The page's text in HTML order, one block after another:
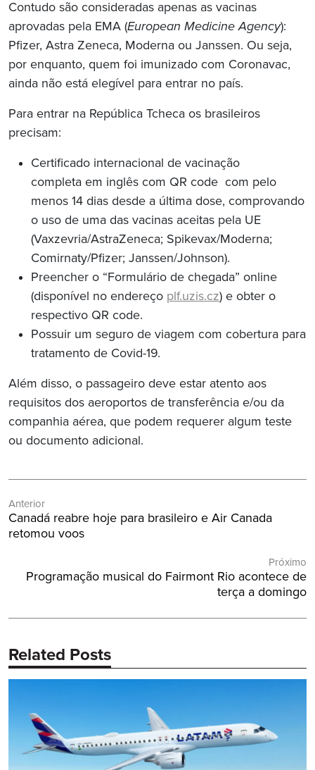
Contudo são consideradas apenas as vacinas
aprovadas pela EMA (European Medicine Agency):
Pfizer, Astra Zeneca, Moderna ou Janssen. Ou seja,
por enquanto, quem foi imunizado com Coronavac,
ainda não está elegível para entrar no país.
Para entrar na República Tcheca os brasileiros
precisam:
Certificado internacional de vacinação
completa em inglês com QR code com pelo
menos 14 dias desde a última dose, comprovando
o uso de uma das vacinas aceitas pela UE
(Vaxzevria/AstraZeneca; Spikevax/Moderna;
Comirnaty/Pfizer; Janssen/Johnson).
Preencher o “Formulário de chegada” online
(disponível no endereço plf.uzis.cz) e obter o
respectivo QR code.
Possuir um seguro de viagem com cobertura para
tratamento de Covid-19.
Além disso, o passageiro deve estar atento aos
requisitos dos aeroportos de transferência e/ou da
companhia aérea, que podem requerer algum teste
ou documento adicional.
de
Post
Anterior
Post
Anterior:
Canadá reabre hoje para brasileiro e Air Canada
retomou voos
Próximo
Próximo
Programação musical do Fairmont Rio acontece de
terça a domingo
Related Posts